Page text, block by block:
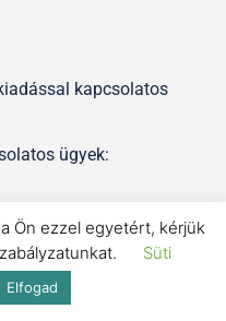
kapcsolatos
ügyek:
Ön ezzel egyetért, kérjük
Süti
Elfogad